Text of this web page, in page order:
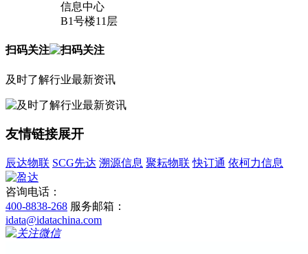
信息中心
B1号楼11层
扫码关注
及时了解行业最新资讯
友情链接展开
辰达物联 SCG先达 溯源信息 聚耘物联 快订通 依柯力信息
咨询电话：
400-8838-268 服务邮箱：
idata@idatachina.com